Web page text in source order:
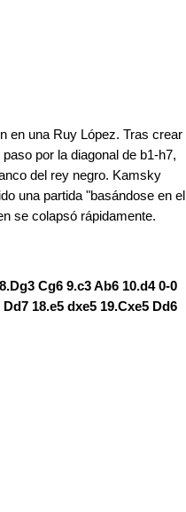
en una Ruy López. Tras crear
por la diagonal de b1-h7,
del rey negro. Kamsky
una partida "basándose en el
se colapsó rápidamente.
Cg6 9.c3 Ab6 10.d4 0-0
18.e5 dxe5 19.Cxe5 Dd6